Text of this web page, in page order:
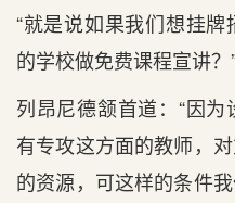
“就是说如果我们想挂
的学校做免费课程宣讲？
列昂尼德颔首道：“因
有专攻这方面的教师，
的资源，可这样的条件